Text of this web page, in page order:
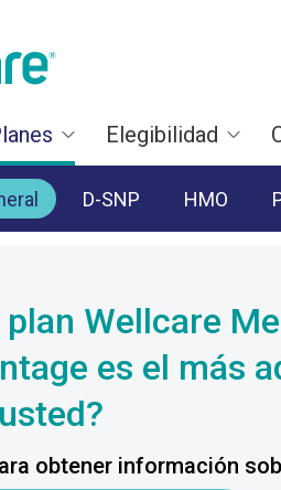
Elegibilidad
D-SNP HMO
plan Wellcare
es el más
obtener información